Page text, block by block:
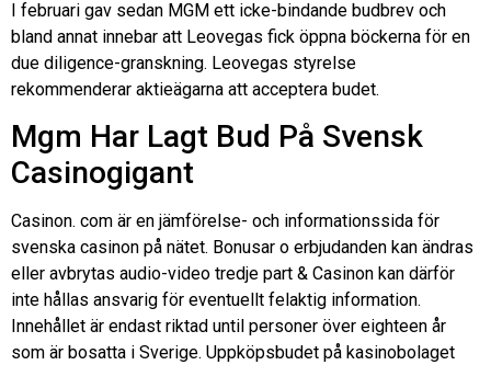
I februari gav sedan MGM ett icke-bindande budbrev och
bland annat innebar att Leovegas fick öppna böckerna för en
due diligence-granskning. Leovegas styrelse
rekommenderar aktieägarna att acceptera budet.
Mgm Har Lagt Bud På Svensk
Casinogigant
Casinon. com är en jämförelse- och informationssida för
svenska casinon på nätet. Bonusar o erbjudanden kan ändras
eller avbrytas audio-video tredje part & Casinon kan därför
inte hållas ansvarig för eventuellt felaktig information.
Innehållet är endast riktad until personer över eighteen år
som är bosatta i Sverige. Uppköpsbudet på kasinobolaget